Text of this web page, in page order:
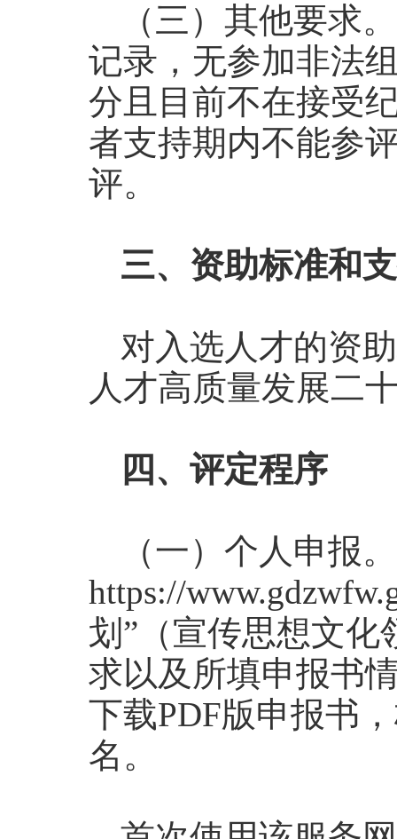
（三）其他要求
记录，无参加非法
分且目前不在接受
者支持期内不能参
评。
三、资助标准和
对入选人才的资
人才高质量发展二
四、评定程序
（一）个人申报
https://
划”（宣传思想文
求以及所填申报书
下载PDF版申报书
名。